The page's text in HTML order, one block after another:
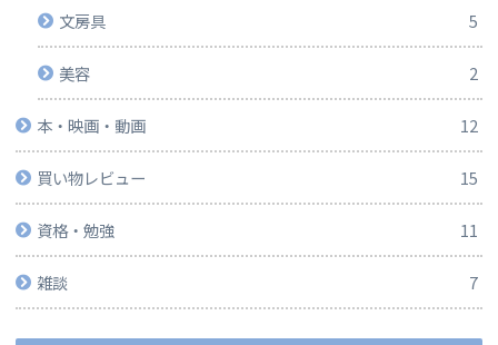
文房具 5
美容 2
本・映画・動画 12
買い物レビュー 15
資格・勉強 11
雑談 7